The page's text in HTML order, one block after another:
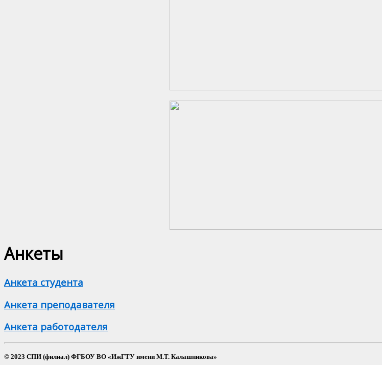
Анкеты
Анкета студента
Анкета преподавателя
Анкета работодателя
© 2023 СПИ (филиал) ФГБОУ ВО «ИжГТУ имени М.Т. Калашникова»